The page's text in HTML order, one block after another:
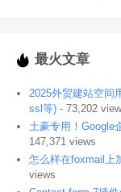
最火文章
2025外贸建站空间
ssl等)- 73,202
土豪专用！Google
147,371 views
怎么样在foxmail上
views